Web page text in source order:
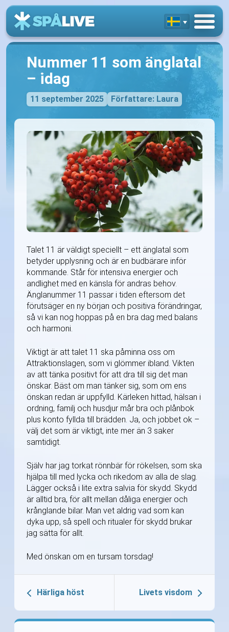
Nummer 11 som änglatal
– idag
11 september 2025 Författare: Laura
Talet 11 är väldigt speciellt – ett änglatal som
betyder upplysning och är en budbärare inför
kommande. Står för intensiva energier och
andlighet med en känsla för andras behov.
Änglanummer 11 passar i tiden eftersom det
förutsäger en ny början och positiva förändringar,
så vi kan nog hoppas på en bra dag med balans
och harmoni.
Viktigt är att talet 11 ska påminna oss om
Attraktionslagen, som vi glömmer ibland. Vikten
av att tänka positivt för att dra till sig det man
önskar. Bäst om man tänker sig, som om ens
önskan redan är uppfylld. Kärleken hittad, hälsan i
ordning, familj och husdjur mår bra och plånbok
plus konto fyllda till brädden. Ja, och jobbet ok –
välj det som är viktigt, inte mer än 3 saker
samtidigt.
Själv har jag torkat rönnbär för rökelsen, som ska
hjälpa till med lycka och rikedom av alla de slag.
Lägger också i lite extra salvia för skydd. Skydd
är alltid bra, för allt mellan dåliga energier och
krånglande bilar. Man vet aldrig vad som kan
dyka upp, så spell och ritualer för skydd brukar
jag sätta för allt.
Med önskan om en tursam torsdag!
Härliga höst Livets visdom